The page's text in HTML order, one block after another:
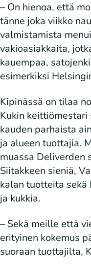
– On hienoa, että
tänne joka viikko
valmistamista
vakioasiakkaita,
kauempaa,
esimerkiksi
Kipinässä on tilaa
Kukin
kauden parhaista
ja alueen tuottajia.
muassa Deliverden
Siitakkeen sieniä,
kalan tuotteita
ja kukkia.
– Sekä meille että
erityinen kokemus
suoraan tuottajilta,